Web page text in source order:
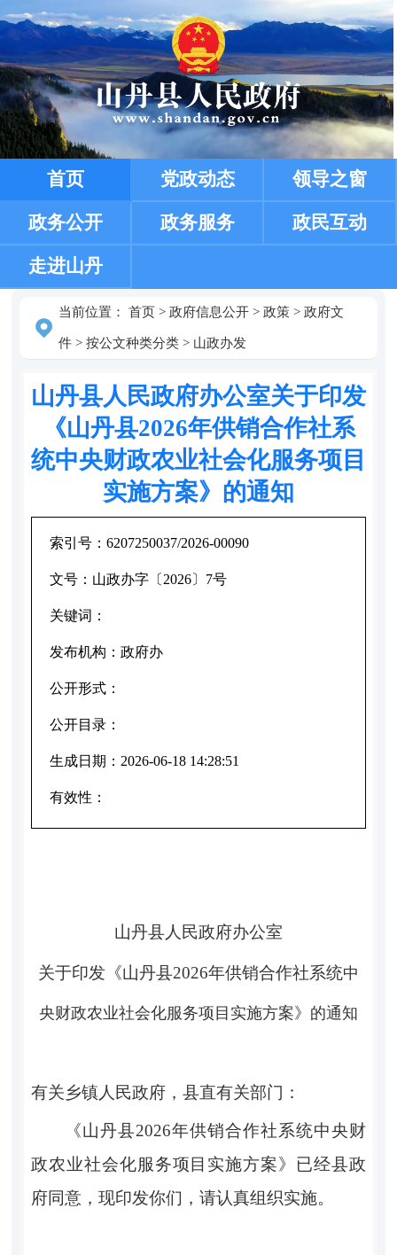
首页 党政动态 领导之窗
政务公开 政务服务 政民互动
走进山丹
当前位置： 首页> 政府信息公开> 政策> 政府文
件> 按公文种类分类> 山政办发
山丹县人民政府办公室关于印发
《山丹县2026年供销合作社系
统中央财政农业社会化服务项目
实施方案》的通知
索引号： 6207250037/2026-00090
文号： 山政办字〔2026〕7号
关键词：
发布机构： 政府办
公开形式：
公开目录：
生成日期： 2026-06-18 14:28:51
有效性：
山丹县人民政府办公室
关于印发《山丹县2026年供销合作社系统中
央财政农业社会化服务项目 实施方案》 的通知
有关乡镇人民政府，县直有关部门 ：
《山丹县2026年供销合作社系统中央财
政农业社会化服务项目实施方案》已经县政
府同意 ， 现印发你们，请认真组织实施。